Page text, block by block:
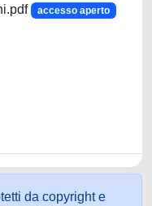
accesso aperto
da copyright e